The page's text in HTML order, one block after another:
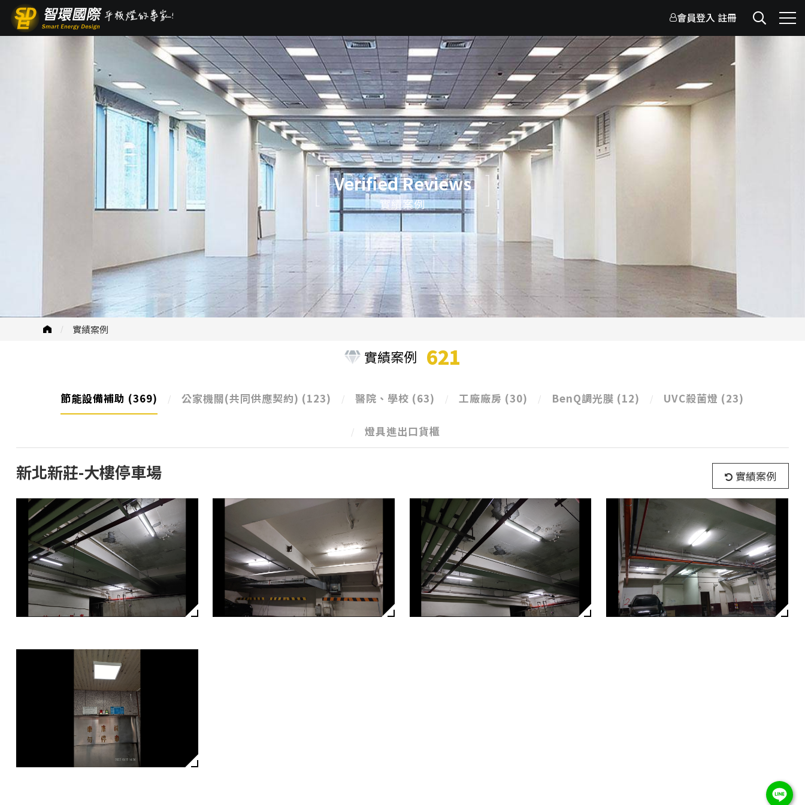
會員登入 註冊
Verified Reviews
實績案例
實績案例
實績案例 621
節能設備補助 (369) 公家機關(共同供應契約) (123) 醫院、學校 (63) 工廠廠房 (30) BenQ調光膜 (12) UVC殺菌燈 (23)
燈具進出口貨櫃
新北新莊-大樓停車場 實績案例